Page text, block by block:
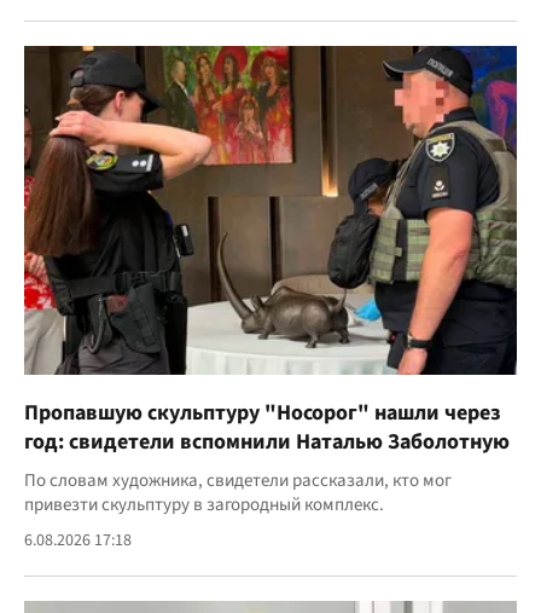
Пропавшую скульптуру "Носорог" нашли через
год: свидетели вспомнили Наталью Заболотную
По словам художника, свидетели рассказали, кто мог
привезти скульптуру в загородный комплекс.
6.08.2026 17:18